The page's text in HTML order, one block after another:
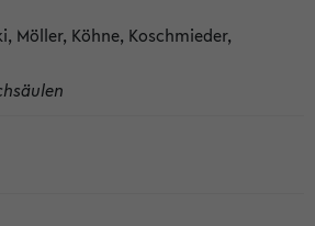
Möller, Köhne, Koschmieder,